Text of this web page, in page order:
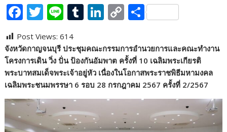
F
e
b
o
o
k
T
itt
er
Li
e
T
m
bl
r
Li
k
e
dI
n
C
p
y
Li
n
k
S
ar
e
Post Views: 614
จังหวัดกาญจนบุรี ประชุมคณะกรรมการอำนวยการและคณะทำงาน
โครงการเดิน วิ่ง ปั่น ป้องกันอัมพาต ครั้งที่ 10 เฉลิมพระเกียรติ
พระบาทสมเด็จพระเจ้าอยู่หัว เนื่องในโอกาสพระราชพิธีมหามงคล
เฉลิมพระชนมพรรษา 6 รอบ 28 กรกฎาคม 2567 ครั้งที่ 2/2567